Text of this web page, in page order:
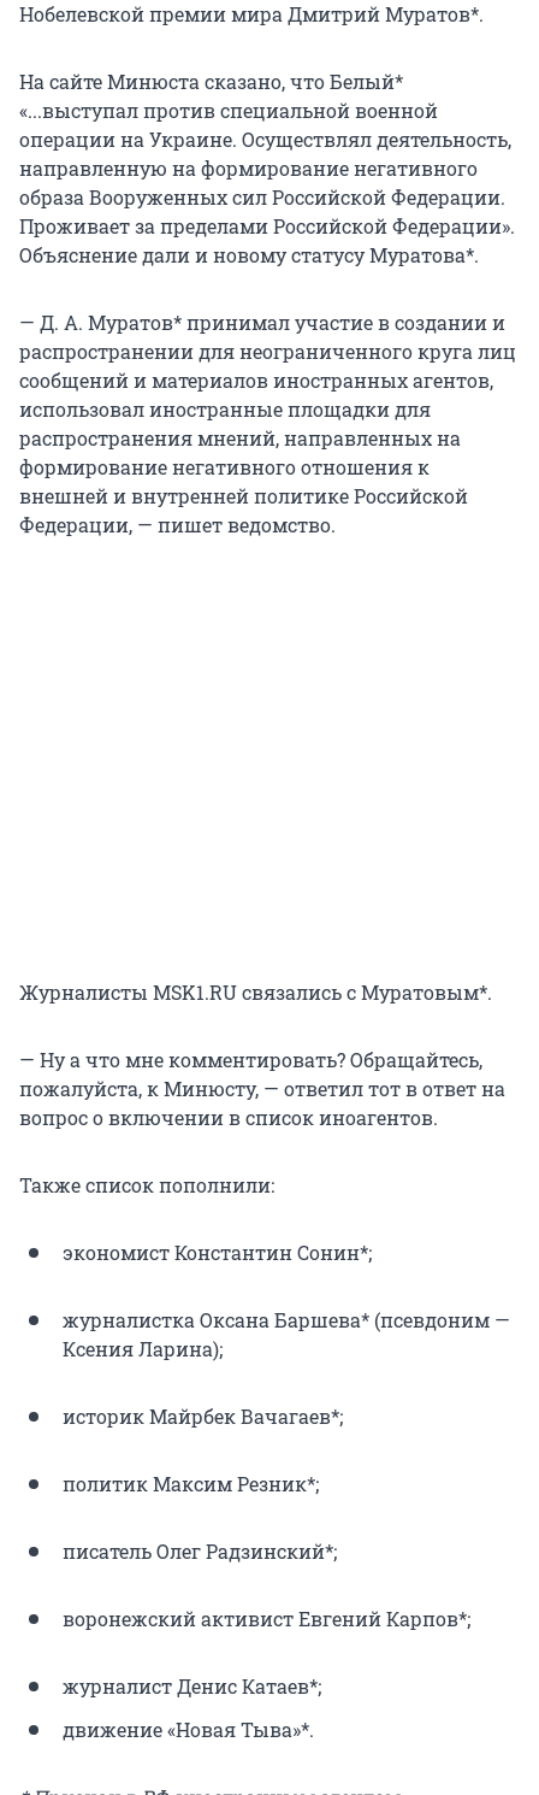
Нобелевской премии мира Дмитрий Муратов*.
На сайте Минюста сказано, что Белый*
«...выступал против специальной военной
операции на Украине. Осуществлял деятельность,
направленную на формирование негативного
образа Вооруженных сил Российской Федерации.
Проживает за пределами Российской Федерации».
Объяснение дали и новому статусу Муратова*.
— Д. А. Муратов* принимал участие в создании и
распространении для неограниченного круга лиц
сообщений и материалов иностранных агентов,
использовал иностранные площадки для
распространения мнений, направленных на
формирование негативного отношения к
внешней и внутренней политике Российской
Федерации, — пишет ведомство.
Журналисты MSK1.RU связались с Муратовым*.
— Ну а что мне комментировать? Обращайтесь,
пожалуйста, к Минюсту, — ответил тот в ответ на
вопрос о включении в список иноагентов.
Также список пополнили:
экономист Константин Сонин*;
журналистка Оксана Баршева* (псевдоним —
Ксения Ларина);
историк Майрбек Вачагаев*;
политик Максим Резник*;
писатель Олег Радзинский*;
воронежский активист Евгений Карпов*;
журналист Денис Катаев*;
движение «Новая Тыва»*.